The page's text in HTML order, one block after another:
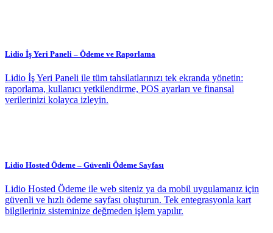
Lidio İş Yeri Paneli – Ödeme ve Raporlama
Lidio İş Yeri Paneli ile tüm tahsilatlarınızı tek ekranda yönetin:
raporlama, kullanıcı yetkilendirme, POS ayarları ve finansal
verilerinizi kolayca izleyin.
Lidio Hosted Ödeme – Güvenli Ödeme Sayfası
Lidio Hosted Ödeme ile web siteniz ya da mobil uygulamanız için
güvenli ve hızlı ödeme sayfası oluşturun. Tek entegrasyonla kart
bilgileriniz sisteminize değmeden işlem yapılır.